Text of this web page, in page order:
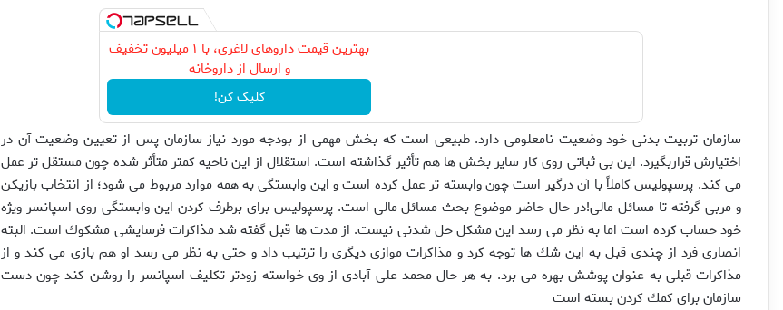
بهترین قیمت داروهای لاغری، با ۱ میلیون تخفیف
و ارسال از داروخانه‌
کلیک کن!
سازمان تربيت بدنى خود وضعيت نامعلومى دارد. طبيعى است كه بخش مهمى از بودجه مورد نياز سازمان پس از تعيين وضعيت آن در
اختيارش قراربگيرد. اين بى ثباتى روى كار ساير بخش ها هم تأثير گذاشته است. استقلال از اين ناحيه كمتر متأثر شده چون مستقل تر عمل
مى كند. پرسپوليس كاملاً با آن درگير است چون وابسته تر عمل كرده است و اين وابستگى به همه موارد مربوط مى شود؛ از انتخاب بازيكن
و مربى گرفته تا مسائل مالى!در حال حاضر موضوع بحث مسائل مالى است. پرسپوليس براى برطرف كردن اين وابستگى روى اسپانسر ويژه
خود حساب كرده است اما به نظر مى رسد اين مشكل حل شدنى نيست. از مدت ها قبل گفته شد مذاكرات فرسايشى مشكوك است. البته
انصارى فرد از چندى قبل به اين شك ها توجه كرد و مذاكرات موازى ديگرى را ترتيب داد و حتى به نظر مى رسد او هم بازى مى كند و از
مذاكرات قبلى به عنوان پوشش بهره مى برد. به هر حال محمد على آبادى از وى خواسته زودتر تكليف اسپانسر را روشن كند چون دست
سازمان براى كمك كردن بسته است